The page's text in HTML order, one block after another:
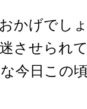
かげでし
させられ
今日この